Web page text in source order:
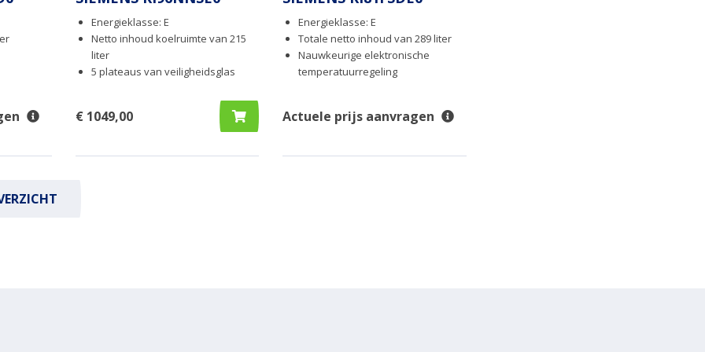
Energieklasse: E
Netto inhoud koelruimte van 215
liter
5 plateaus van veiligheidsglas
€ 1049,00
Energieklasse: E
Totale netto inhoud van 289 liter
Nauwkeurige elektronische
temperatuurregeling
Actuele prijs aanvragen